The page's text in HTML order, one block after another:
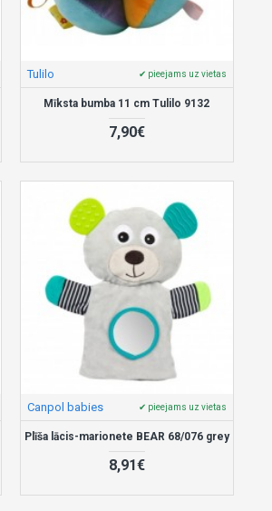
Tulilo ✔ pieejams uz vietas
Mīksta bumba 11 cm Tulilo 9132
7,90€
Canpol babies ✔ pieejams uz vietas
Plīša lācis-marionete BEAR 68/076 grey
8,91€